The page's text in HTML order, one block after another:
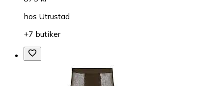
hos Utrustad
+7 butiker